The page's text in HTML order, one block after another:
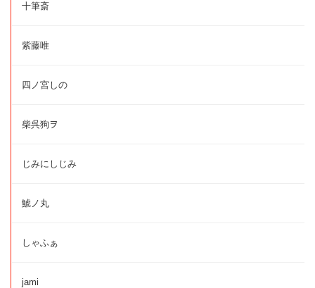
十筆斎
紫藤唯
四ノ宮しの
柴呉狗ヲ
じみにしじみ
鯱ノ丸
しゃふぁ
jami